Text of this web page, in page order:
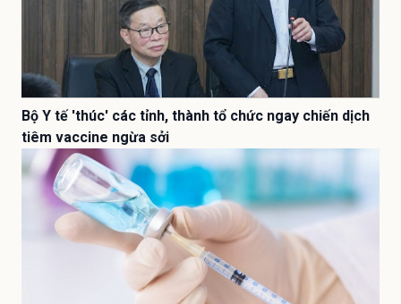
Bộ Y tế 'thúc' các tỉnh, thành tổ chức ngay chiến dịch
tiêm vaccine ngừa sởi